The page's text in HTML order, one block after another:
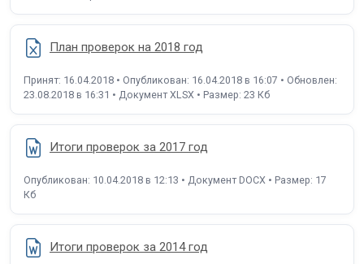
План проверок на 2018 год
Принят: 16.04.2018 • Опубликован: 16.04.2018 в 16:07 • Обновлен:
23.08.2018 в 16:31 • Документ XLSX • Размер: 23 Кб
Итоги проверок за 2017 год
Опубликован: 10.04.2018 в 12:13 • Документ DOCX • Размер: 17
Кб
Итоги проверок за 2014 год